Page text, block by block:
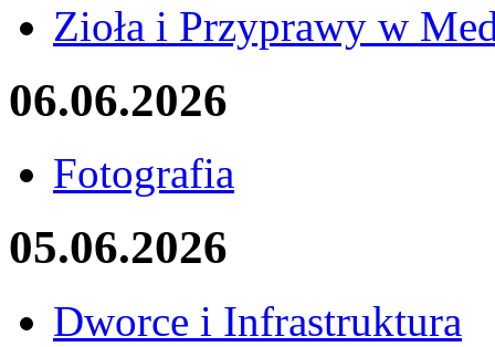
Zioła i Przyprawy w
06.06.2026
Fotografia
05.06.2026
Dworce i Infrastruktura